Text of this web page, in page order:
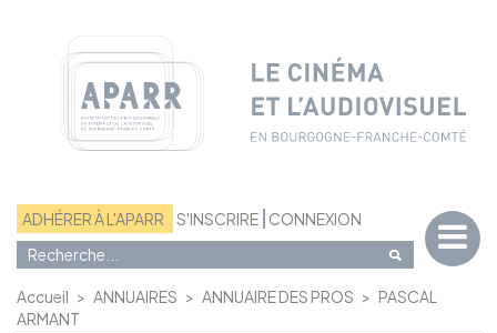
ADHÉRER À L'APARR S'INSCRIRE CONNEXION
Accueil > ANNUAIRES > ANNUAIRE DES PROS > PASCAL
ARMANT